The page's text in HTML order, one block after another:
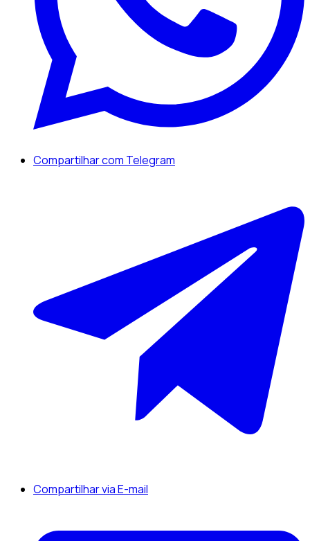
Compartilhar com Telegram
Compartilhar via E-mail